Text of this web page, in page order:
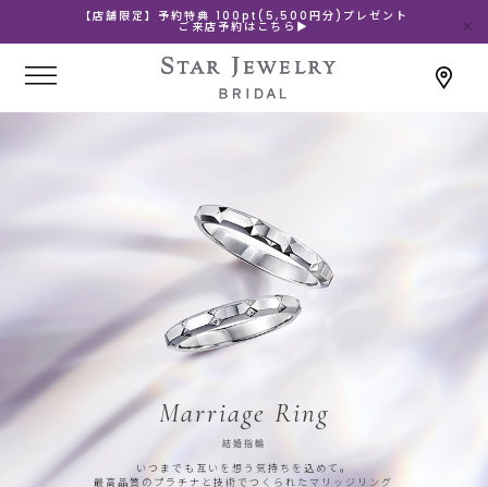
【店舗限定】予約特典 100pt(5,500円分)プレゼント
ご来店予約はこちら▶
Marriage Ring
結婚指輪
いつまでも互いを想う気持ちを込めて。
最高品質のプラチナと技術でつくられたマリッジリング